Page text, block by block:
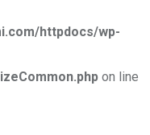
httpdocs/wp-
on line